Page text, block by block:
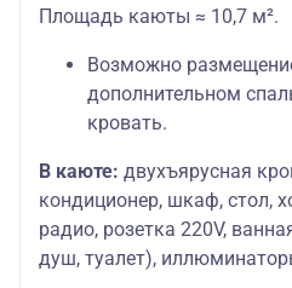
Площадь каюты ≈ 10,7 м².
Возможно
дополнительном
кровать.
В каюте: двухъярусная
кондиционер, шкаф, стол,
радио, розетка 220V,
душ, туалет),